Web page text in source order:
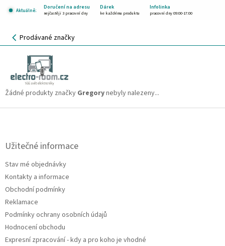
Aktuálně:
Doručení na adresu Dárek Infolinka
nejčastěji 3 pracovní dny ke každému produktu pracovní dny 09:00-17:00
NÁKUPNÍ
KOŠÍK
Prodávané značky
Gregory
Žádné produkty značky Gregorynebyly nalezeny...
Z
Užitečné informace
Stav mé objednávky
Kontakty a informace
Obchodní podmínky
Reklamace
Podmínky ochrany osobních údajů
Hodnocení obchodu
Expresní zpracování - kdy a pro koho je vhodné